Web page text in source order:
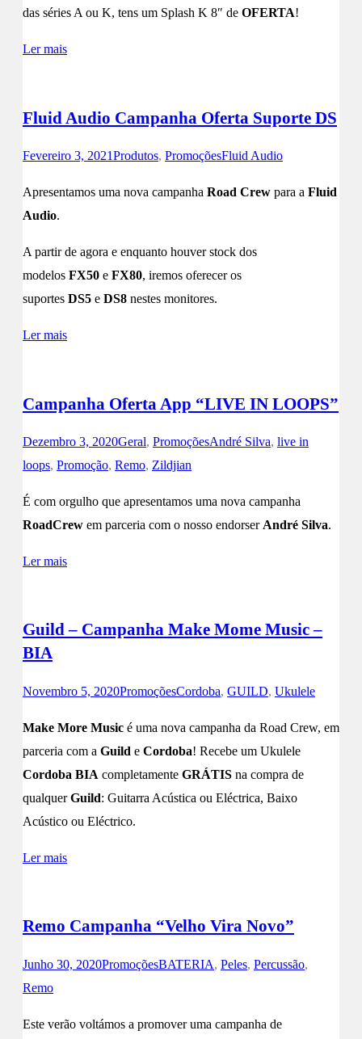
das séries A ou K, tens um Splash K 8″ de OFERTA!
Ler mais
Fluid Audio Campanha Oferta Suporte DS
Fevereiro 3, 2021Produtos, PromoçõesFluid Audio
Apresentamos uma nova campanha Road Crew para a Fluid
Audio.
A partir de agora e enquanto houver stock dos
modelos FX50 e FX80, iremos oferecer os
suportes DS5 e DS8 nestes monitores.
Ler mais
Campanha Oferta App “LIVE IN LOOPS”
Dezembro 3, 2020Geral, PromoçõesAndré Silva, live in
loops, Promoção, Remo, Zildjian
É com orgulho que apresentamos uma nova campanha
RoadCrew em parceria com o nosso endorser André Silva.
Ler mais
Guild – Campanha Make Mome Music –
BIA
Novembro 5, 2020PromoçõesCordoba, GUILD, Ukulele
Make More Music é uma nova campanha da Road Crew, em
parceria com a Guild e Cordoba! Recebe um Ukulele
Cordoba BIA completamente GRÁTIS na compra de
qualquerGuild: Guitarra Acústica ou Eléctrica, Baixo
Acústico ou Eléctrico.
Ler mais
Remo Campanha “Velho Vira Novo”
Junho 30, 2020PromoçõesBATERIA, Peles, Percussão,
Remo
Este verão voltámos a promover uma campanha de